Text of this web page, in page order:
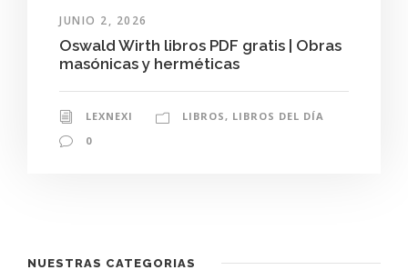
JUNIO 2, 2026
Oswald Wirth libros PDF gratis | Obras
masónicas y herméticas
LEXNEXI LIBROS , LIBROS DEL DÍA
0
NUESTRAS CATEGORIAS